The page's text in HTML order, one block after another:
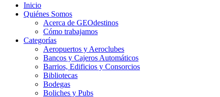
Inicio
Quiénes Somos
Acerca de GEOdestinos
Cómo trabajamos
Categorías
Aeropuertos y Aeroclubes
Bancos y Cajeros Automáticos
Barrios, Edificios y Consorcios
Bibliotecas
Bodegas
Boliches y Pubs